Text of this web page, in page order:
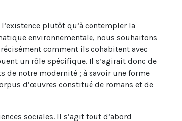
plutôt qu’à contempler la
environnementale, nous souhaitons
comment ils cohabitent avec
un rôle spécifique. Il s’agirait donc de
de notre modernité ; à savoir une forme
d’œuvres constitué de romans et de
sociales. Il s’agit tout d’abord